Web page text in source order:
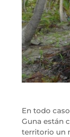
En todo
Guna están
territorio un